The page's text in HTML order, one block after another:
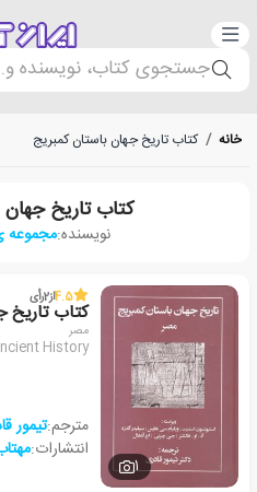
دسته‌بندی
جستجوی کتاب، نویسنده
خانه / کتاب تاریخ جهان باستان کمبریج
کتاب تاریخ
نویسنده:مجموعه
1
4.5از2رأی
کتاب تاریخ
مصر
History
مترجم:تیمور
انتشارات: